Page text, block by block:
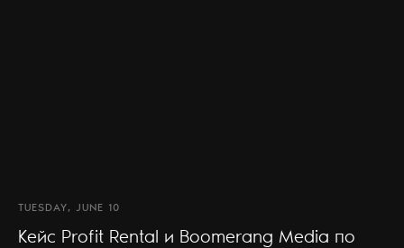
TUESDAY, JUNE 10
Кейс Profit Rental и Boomerang Media по